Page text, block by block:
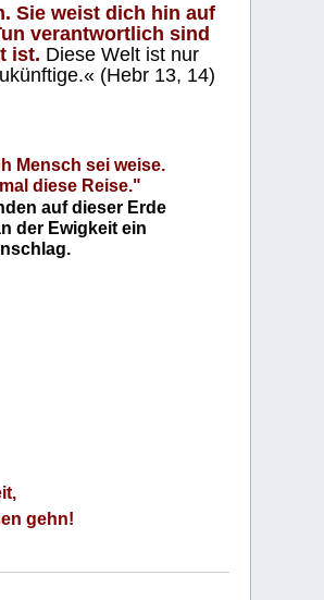
Sie weist dich hin auf
verantwortlich sind
ist. Diese Welt ist nur
(Hebr 13, 14)
Mensch sei weise.
diese Reise."
auf dieser Erde
der Ewigkeit ein
gehn!